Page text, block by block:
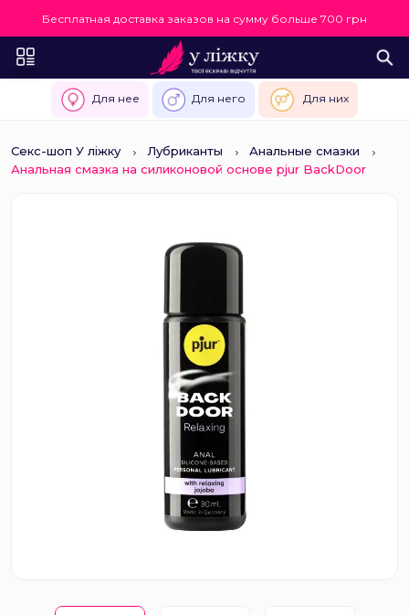
Бесплатная доставка заказов на сумму больше 700 грн
Для нее Для него Для них
Секс-шоп У ліжку Лубриканты
Анальные смазки
Анальная смазка на силиконовой основе pjur BackDoor